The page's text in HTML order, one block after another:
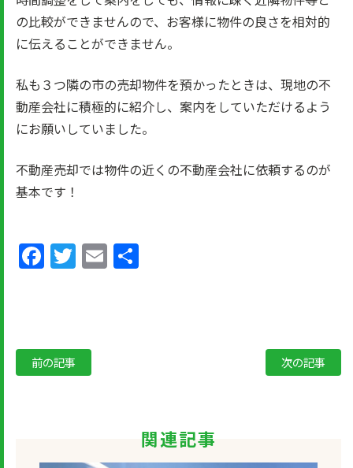
の比較ができませんので、お客様に物件の良さを相対的
に伝えることができません。
私も３つ隣の市の売却物件を預かったときは、現地の不
動産会社に積極的に紹介し、案内をしていただけるよう
にお願いしていました。
不動産売却では物件の近くの不動産会社に依頼するのが
基本です！
Facebook
Twitter
Email
前の記事 次の記事
関連記事